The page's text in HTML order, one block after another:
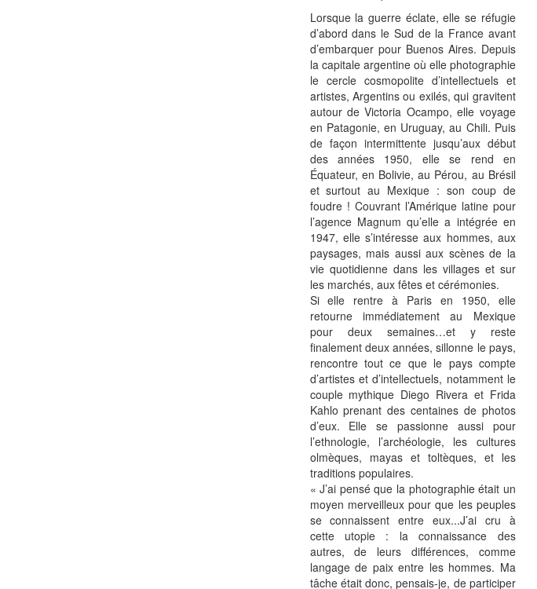
Lorsque la guerre éclate, elle se réfugie
d’abord dans le Sud de la France avant
d’embarquer pour Buenos Aires. Depuis
la capitale argentine où elle photographie
le cercle cosmopolite d’intellectuels et
artistes, Argentins ou exilés, qui gravitent
autour de Victoria Ocampo, elle voyage
en Patagonie, en Uruguay, au Chili. Puis
de façon intermittente jusqu’aux début
des années 1950, elle se rend en
Équateur, en Bolivie, au Pérou, au Brésil
et surtout au Mexique : son coup de
foudre ! Couvrant l’Amérique latine pour
l’agence Magnum qu’elle a intégrée en
1947, elle s’intéresse aux hommes, aux
paysages, mais aussi aux scènes de la
vie quotidienne dans les villages et sur
les marchés, aux fêtes et cérémonies.
Si elle rentre à Paris en 1950, elle
retourne immédiatement au Mexique
pour deux semaines…et y reste
finalement deux années, sillonne le pays,
rencontre tout ce que le pays compte
d’artistes et d’intellectuels, notamment le
couple mythique Diego Rivera et Frida
Kahlo prenant des centaines de photos
d’eux. Elle se passionne aussi pour
l’ethnologie, l’archéologie, les cultures
olmèques, mayas et toltèques, et les
traditions populaires.
« J’ai pensé que la photographie était un
moyen merveilleux pour que les peuples
se connaissent entre eux...J’ai cru à
cette utopie : la connaissance des
autres, de leurs différences, comme
langage de paix entre les hommes. Ma
tâche était donc, pensais-je, de participer